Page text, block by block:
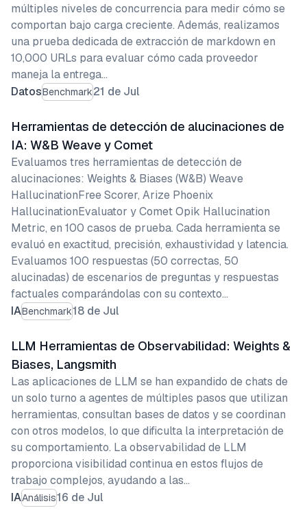
DatosBenchmark21 de Jul
múltiples niveles de concurrencia para medir cómo se
comportan bajo carga creciente. Además, realizamos
una prueba dedicada de extracción de markdown en
10,000 URLs para evaluar cómo cada proveedor
maneja la entrega…
IABenchmark18 de Jul
Herramientas de detección de alucinaciones de
IA: W&B Weave y Comet
Evaluamos tres herramientas de detección de
alucinaciones: Weights & Biases (W&B) Weave
HallucinationFree Scorer, Arize Phoenix
HallucinationEvaluator y Comet Opik Hallucination
Metric, en 100 casos de prueba. Cada herramienta se
evaluó en exactitud, precisión, exhaustividad y latencia.
Evaluamos 100 respuestas (50 correctas, 50
alucinadas) de escenarios de preguntas y respuestas
factuales comparándolas con su contexto…
IAAnálisis16 de Jul
LLM Herramientas de Observabilidad: Weights &
Biases, Langsmith
Las aplicaciones de LLM se han expandido de chats de
un solo turno a agentes de múltiples pasos que utilizan
herramientas, consultan bases de datos y se coordinan
con otros modelos, lo que dificulta la interpretación de
su comportamiento. La observabilidad de LLM
proporciona visibilidad continua en estos flujos de
trabajo complejos, ayudando a las…